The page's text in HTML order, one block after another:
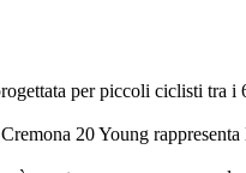
per piccoli ciclisti tra
20 Young